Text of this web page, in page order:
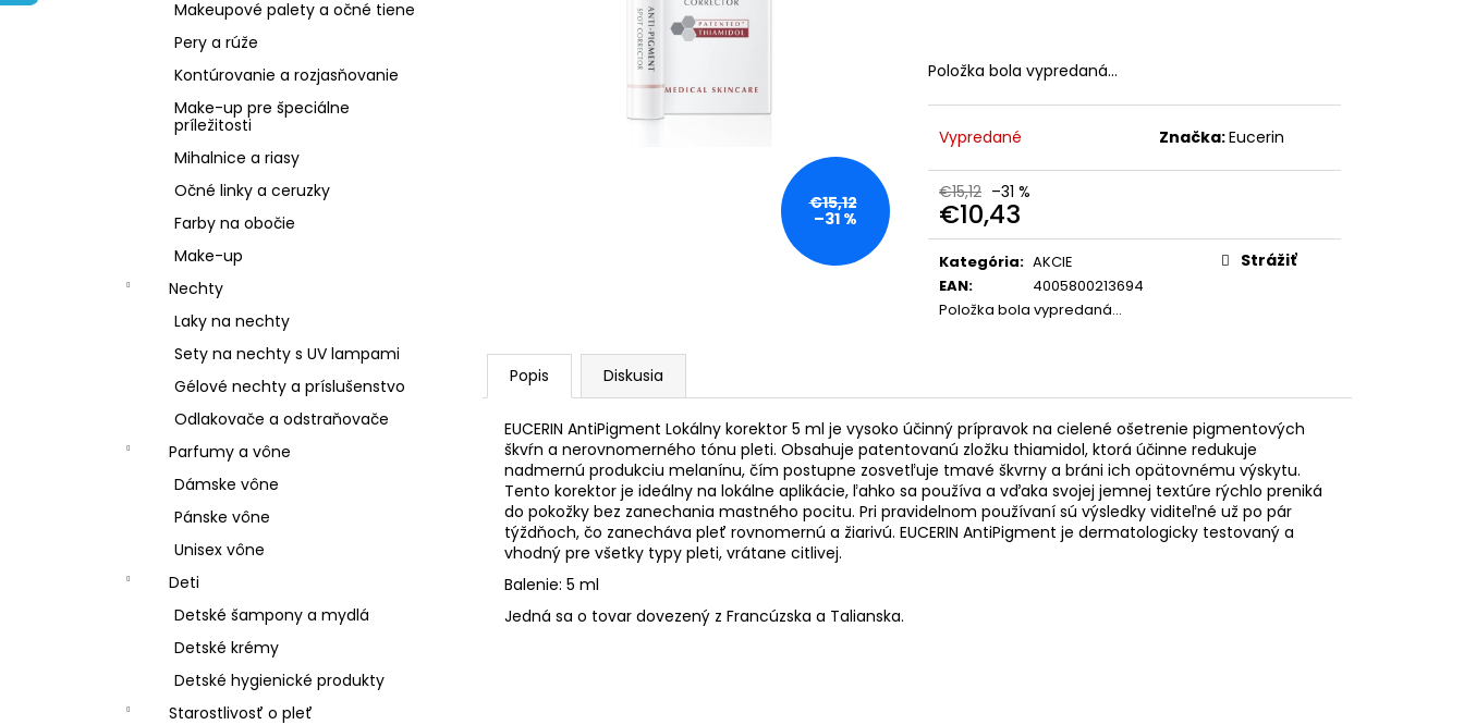
Makeupové palety a očné tiene
Pery a rúže
Kontúrovanie a rozjasňovanie
Make-up pre špeciálne
príležitosti
Mihalnice a riasy
Očné linky a ceruzky
Farby na obočie
Make-up
Nechty
Laky na nechty
Sety na nechty s UV lampami
Gélové nechty a príslušenstvo
Odlakovače a odstraňovače
Parfumy a vône
Dámske vône
Pánske vône
Unisex vône
Deti
Detské šampony a mydlá
Detské krémy
Detské hygienické produkty
Starostlivosť o pleť
Položka bola vypredaná…
Vypredané Značka:Eucerin
€15,12 –31 %
€10,43
Jednotková
cena:
Kategória: AKCIE
EAN:
4005800213694
Položka bola vypredaná…
Strážiť
€15,12
–31 %
Popis Diskusia
EUCERIN AntiPigment Lokálny korektor 5 ml je vysoko účinný prípravok na cielené ošetrenie pigmentových
škvŕn a nerovnomerného tónu pleti. Obsahuje patentovanú zložku thiamidol, ktorá účinne redukuje
nadmernú produkciu melanínu, čím postupne zosvetľuje tmavé škvrny a bráni ich opätovnému výskytu.
Tento korektor je ideálny na lokálne aplikácie, ľahko sa používa a vďaka svojej jemnej textúre rýchlo preniká
do pokožky bez zanechania mastného pocitu. Pri pravidelnom používaní sú výsledky viditeľné už po pár
týždňoch, čo zanecháva pleť rovnomernú a žiarivú. EUCERIN AntiPigment je dermatologicky testovaný a
vhodný pre všetky typy pleti, vrátane citlivej.
Balenie: 5 ml
Jedná sa o tovar dovezený z Francúzska a Talianska.
NZ DERMOCOSMETICS KRÉM PROTI
PIGMENTOVÝM ŠKVRNÁM –
DERMOKOZMETICKÝ KRÉM NA
ZJEDNOTENIE TÓNU PLETI
BIODERMA PHOTODERM BRUME
INVISIBLE OPAĽOVACÍ KRÉM S
MINERÁLNYMI UV FILTRAMISPF50+ (150